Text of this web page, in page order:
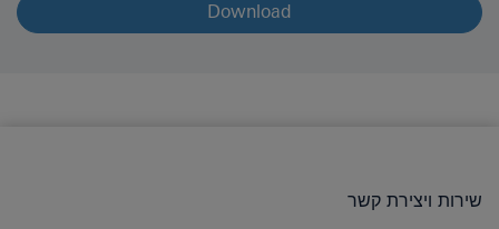
Download
שירות ויצירת קשר